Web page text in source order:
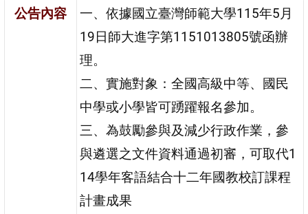
公告內容
一、依據國立臺灣師範大學115年5月
19日師大進字第1151013805號函辦
理。
二、實施對象：全國高級中等、國民
中學或小學皆可踴躍報名參加。
三、為鼓勵參與及減少行政作業，參
與遴選之文件資料通過初審，可取代1
14學年客語結合十二年國教校訂課程
計畫成果